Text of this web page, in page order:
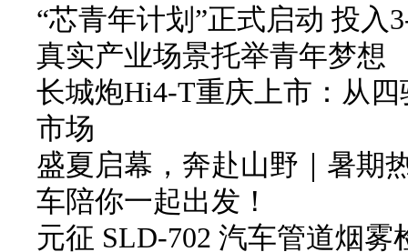
“芯青年计划”正式启动 投入
真实产业场景托举青年梦想
长城炮Hi4-T重庆上市：从
市场
盛夏启幕，奔赴山野｜暑期
车陪你一起出发！
元征 SLD-702 汽车管道烟